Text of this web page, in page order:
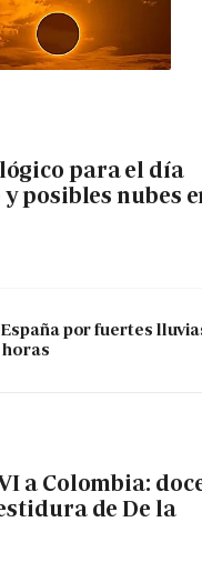
para el día
posibles nubes
por fuertes
a Colombia:
de De la